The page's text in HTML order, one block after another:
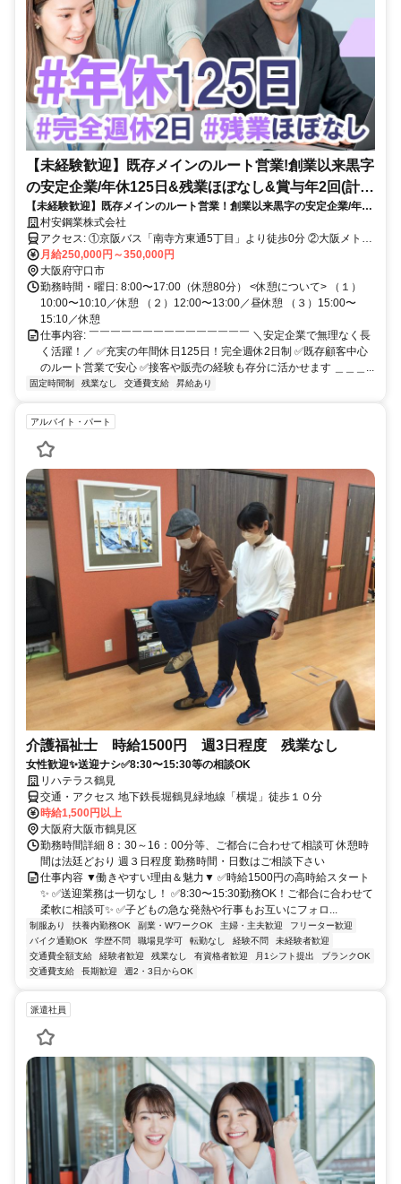
【未経験歓迎】既存メインのルート営業!創業以来黒字
の安定企業/年休125日&残業ほぼなし&賞与年2回(計
3.0ヶ月分※前年実績)
【未経験歓迎】既存メインのルート営業！創業以来黒字の安定企業/年休
125日＆残業ほぼなし＆賞与年2回（計3.0ヶ月分※前年実績）
村安鋼業株式会社
アクセス: ①京阪バス「南寺方東通5丁目」より徒歩0分 ②大阪メトロ
長堀鶴見緑地線「鶴見緑地駅」より徒歩15分 ◎車通勤OK（駐車場あ
り）
月給250,000円～350,000円
大阪府守口市
勤務時間・曜日: 8:00〜17:00（休憩80分） <休憩について> （１）
10:00〜10:10／休憩 （２）12:00〜13:00／昼休憩 （３）15:00〜
15:10／休憩
仕事内容: ￣￣￣￣￣￣￣￣￣￣￣￣￣￣￣ ＼安定企業で無理なく長
く活躍！／ ✅充実の年間休日125日！完全週休2日制 ✅既存顧客中心
のルート営業で安心 ✅接客や販売の経験も存分に活かせます ＿＿＿...
固定時間制 残業なし 交通費支給 昇給あり
アルバイト・パート
介護福祉士 時給1500円 週3日程度 残業なし
女性歓迎✨送迎ナシ✅8:30〜15:30等の相談OK
リハテラス鶴見
交通・アクセス 地下鉄長堀鶴見緑地線「横堤」徒歩１０分
時給1,500円以上
大阪府大阪市鶴見区
勤務時間詳細 8：30～16：00分等、ご都合に合わせて相談可 休憩時
間は法廷どおり 週３日程度 勤務時間・日数はご相談下さい
仕事内容 ▼働きやすい理由＆魅力▼ ✅時給1500円の高時給スタート
✨ ✅送迎業務は一切なし！ ✅8:30〜15:30勤務OK！ご都合に合わせて
柔軟に相談可✨ ✅子どもの急な発熱や行事もお互いにフォロ...
制服あり 扶養内勤務OK 副業・WワークOK 主婦・主夫歓迎
フリーター歓迎
バイク通勤OK
学歴不問 職場見学可 転勤なし 経験不問
未経験者歓迎
交通費全額支給
経験者歓迎 残業なし 有資格者歓迎 月1シフト提出
ブランクOK
交通費支給
長期歓迎 週2・3日からOK
派遣社員